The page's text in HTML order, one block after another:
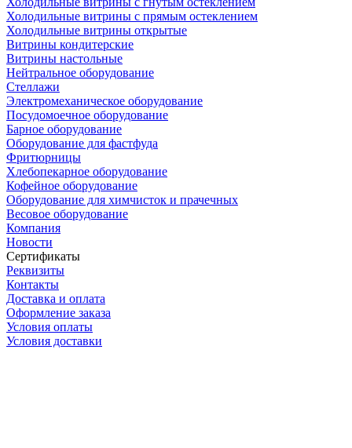
Холодильные витрины с прямым остеклением
Холодильные витрины открытые
Витрины кондитерские
Витрины настольные
Нейтральное оборудование
Стеллажи
Электромеханическое оборудование
Посудомоечное оборудование
Барное оборудование
Оборудование для фастфуда
Фритюрницы
Хлебопекарное оборудование
Кофейное оборудование
Оборудование для химчисток и прачечных
Весовое оборудование
Компания
Новости
Сертификаты
Реквизиты
Контакты
Доставка и оплата
Оформление заказа
Условия оплаты
Условия доставки